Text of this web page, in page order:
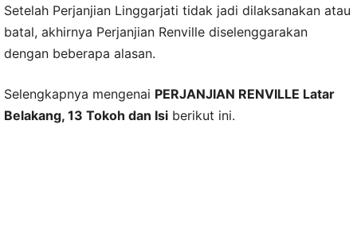
Setelah Perjanjian Linggarjati tidak jadi dilaksanakan atau
batal, akhirnya Perjanjian Renville diselenggarakan
dengan beberapa alasan.
Selengkapnya mengenai PERJANJIAN RENVILLE Latar
Belakang, 13 Tokoh dan Isi berikut ini.